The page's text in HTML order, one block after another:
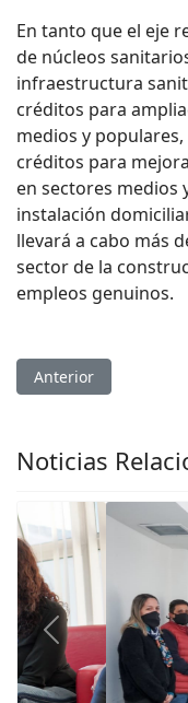
En tanto que el eje
de núcleos
infraestructura
créditos para
medios y
créditos para
en sectores medios
instalación
llevará a cabo más
sector de la
empleos genuinos.
Artículo anterior: El
Anterior
Noticias
Previous